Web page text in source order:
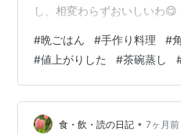
し、相変わらずおいしいわ
類へ。３週間ぶり😏 たくさ
たくさんの人、人、人ーーー
つもの寿司１０貫を選ぼう
円💦 ３週間前１５００円だ
手に取らずに他の寿司を選ん
#晩ごはん #手作り料理 #
#値上がりした #茶碗蒸し
食・飲・読の日記 • 7ヶ月前